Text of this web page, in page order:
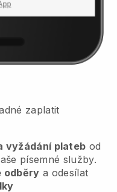
zaplatit
vyžádání plateb od
písemné služby.
odběry a odesílat